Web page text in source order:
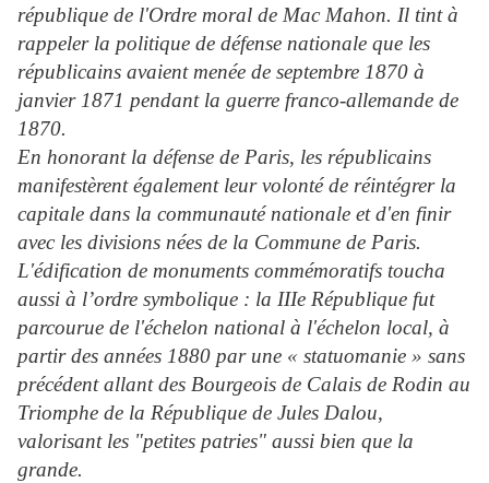
république de l'Ordre moral de Mac Mahon. Il tint à
rappeler la politique de défense nationale que les
républicains avaient menée de septembre 1870 à
janvier 1871 pendant la guerre franco-allemande de
1870.
En honorant la défense de Paris, les républicains
manifestèrent également leur volonté de réintégrer la
capitale dans la communauté nationale et d'en finir
avec les divisions nées de la Commune de Paris.
L'édification de monuments commémoratifs toucha
aussi à l’ordre symbolique : la IIIe République fut
parcourue de l'échelon national à l'échelon local, à
partir des années 1880 par une « statuomanie » sans
précédent allant des Bourgeois de Calais de Rodin au
Triomphe de la République de Jules Dalou,
valorisant les "petites patries" aussi bien que la
grande.